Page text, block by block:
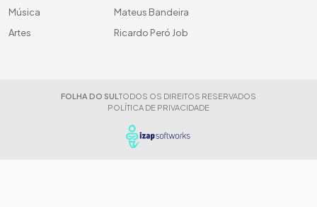
Música
Artes
Mateus Bandeira
Ricardo Peró Job
FOLHA DO SUL TODOS OS DIREITOS RESERVADOS
POLÍTICA DE PRIVACIDADE